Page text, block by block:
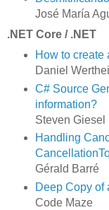
José María
.NET Core / .NET
How to create
Daniel
C# Source
information?
Steven Giesel
Handling
Gérald Barré
Deep Copy of
Code Maze